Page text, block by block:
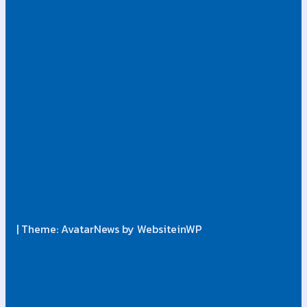
| Theme: AvatarNews by WebsiteinWP